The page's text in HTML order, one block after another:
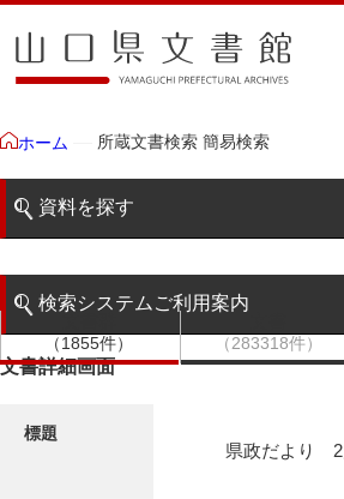
ホーム 所蔵文書検索 簡易検索
資料を探す
階層検索
検索システムご利用案内
検索システムの利用について
（1855件）
（283318件）
文書詳細画面
標題
県政だより